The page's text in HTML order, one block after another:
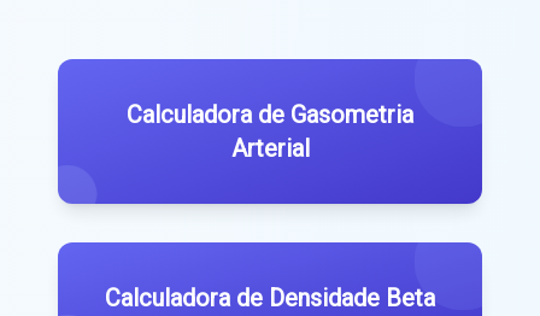
Calculadora de Gasometria
Arterial
Calculadora de Densidade Beta